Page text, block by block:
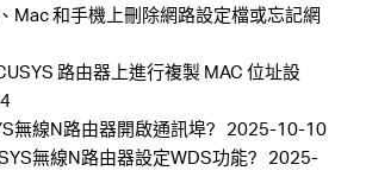
Mac 和手機上刪除網路設定檔或忘記網
路由器上進行複製 MAC 位址設
無線N路由器開啟通訊埠? 2025-10-10
無線N路由器設定WDS功能? 2025-